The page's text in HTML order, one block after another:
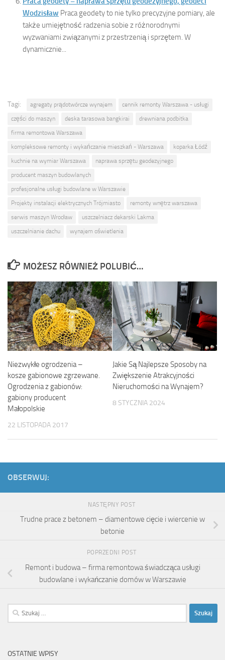
Wodzisław Praca geodety to nie tylko precyzyjne pomiary, ale
także umiejętność radzenia sobie z różnorodnymi
wyzwaniami związanymi z przestrzenią i sprzętem. W
dynamicznie...
Tagi: agregaty prądotwórcze wynajem
cennik remonty Warszawa - usługi
części do maszyn
deska tarasowa bangkirai
drewniana podbitka
firma remontowa Warszawa
kompleksowe remonty i wykańczanie mieszkań - Warszawa
koparka Łódź
kuchnie na wymiar Warszawa
naprawa sprzętu geodezyjnego
producent maszyn budowlanych
profesjonalne usługi budowlane w Warszawie
Projekty instalacji elektrycznych Trójmiasto
remonty wnętrz warszawa
serwis maszyn Wrocław
uszczelniacz dekarski Lakma
uszczelnianie dachu
wynajem oświetlenia
MOŻESZ RÓWNIEŻ POLUBIĆ…
Niezwykłe ogrodzenia –
kosze gabionowe zgrzewane.
Ogrodzenia z gabionów:
gabiony producent
Małopolskie
22 LISTOPADA 2017
Jakie Są Najlepsze Sposoby na
Zwiększenie Atrakcyjności
Nieruchomości na Wynajem?
8 STYCZNIA 2024
OBSERWUJ:
NASTĘPNY POST
Trudne prace z betonem – diamentowe cięcie i wiercenie w
betonie
POPRZEDNI POST
Remont i budowa – firma remontowa świadcząca usługi
budowlane i wykańczanie domów w Warszawie
Szukaj:
OSTATNIE WPISY